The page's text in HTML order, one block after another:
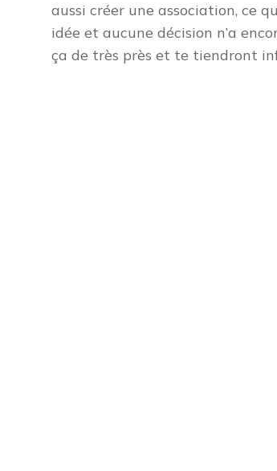
aussi créer une association, ce
idée et aucune décision n’a
ça de très près et te tiendront